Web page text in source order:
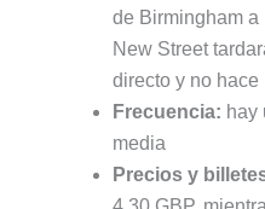
de Birmingham
New Street
directo y no hace
Frecuencia: hay
media
Precios y